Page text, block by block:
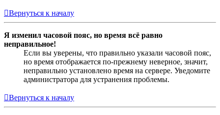
Вернуться к началу
Я изменил часовой пояс, но время всё равно
неправильное!
Если вы уверены, что правильно указали часовой пояс,
но время отображается по-прежнему неверное, значит,
неправильно установлено время на сервере. Уведомите
администратора для устранения проблемы.
Вернуться к началу